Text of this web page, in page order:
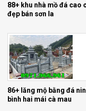
88+ khu nhà mồ đá cao
đẹp bán sơn la
86+ lăng mộ bằng đá
bình hai mái cà mau